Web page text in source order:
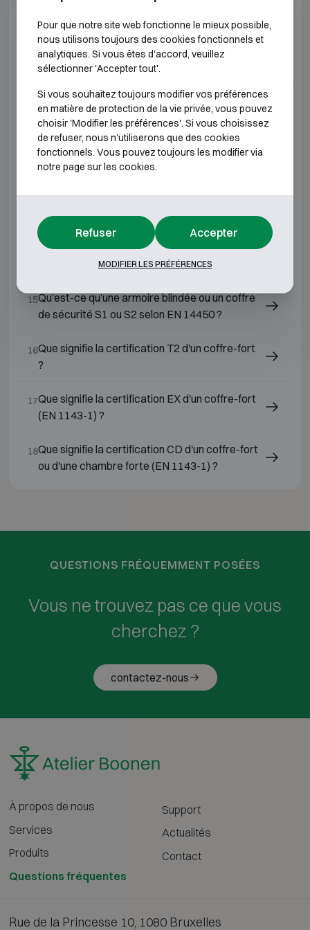
08Qu'est-ce qu'un coffre-fort classe 5 ?
09Qu'est-ce qu'un coffre-fort classe 6 ?
Qu'est-ce qu'un coffre-fort classe 4 ?
Qu'est-ce qu'un coffre-fort classe 7 ?
Qu'est-ce qu'un coffre-fort classe 1 ?
Qu'est-ce qu'un coffre-fort classe 0 ?
15Qu’est-ce qu’une armoire blindée ou un coffre
de sécurité S1 ou S2 selon EN 14450 ?
16Que signifie la certification T2 d'un coffre-fort
?
17Que signifie la certification EX d'un coffre-fort
(EN 1143-1) ?
18Que signifie la certification CD d'un coffre-fort
ou d'une chambre forte (EN 1143-1) ?
QUESTIONS FRÉQUEMMENT POSÉES
Vous ne trouvez pas ce que vous
cherchez ?
contactez-nous
À propos de nous
Services
Produits
Questions fréquentes
Support
Actualités
Contact
Rue de la Princesse 10, 1080 Bruxelles
Pour que notre site web fonctionne le mieux possible,
nous utilisons toujours des cookies fonctionnels et
analytiques. Si vous êtes d'accord, veuillez
sélectionner 'Accepter tout'.
Si vous souhaitez toujours modifier vos préférences
en matière de protection de la vie privée, vous pouvez
choisir 'Modifier les préférences'. Si vous choisissez
de refuser, nous n'utiliserons que des cookies
fonctionnels. Vous pouvez toujours les modifier via
notre page sur les cookies.
Refuser Accepter
MODIFIER LES PRÉFÉRENCES